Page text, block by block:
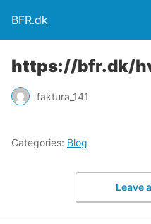
BFR.dk
https://bfr.dk/
faktura_141
Categories: Blog
Leave